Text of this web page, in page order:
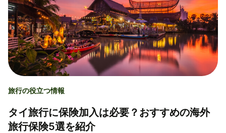
旅行の役立つ情報
タイ旅行に保険加入は必要？おすすめの海外
旅行保険5選を紹介